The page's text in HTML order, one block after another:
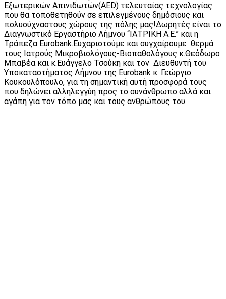
Εξωτερικών Απινιδωτών(AED) τελευταίας τεχνολογίας
που θα τοποθετηθούν σε επιλεγμένους δημόσιους και
πολυσύχναστους χώρους της πόλης μας!Δωρητές είναι το
Διαγνωστικό Εργαστήριο Λήμνου “ΙΑΤΡΙΚΗ Α.Ε.” και η
Τράπεζα Εurobank.Ευχαριστούμε και συγχαίρουμε θερμά
τους Ιατρούς Μικροβιολόγους-Βιοπαθολόγους κ.Θεόδωρο
Μπαβέα και κ.Ευάγγελο Τσούκη και τον Διευθυντή του
Υποκαταστήματος Λήμνου της Εurobank κ. Γεώργιο
Κουκουλόπουλο, για τη σημαντική αυτή προσφορά τους
που δηλώνει αλληλεγγύη προς το συνάνθρωπο αλλά και
αγάπη για τον τόπο μας και τους ανθρώπους του.